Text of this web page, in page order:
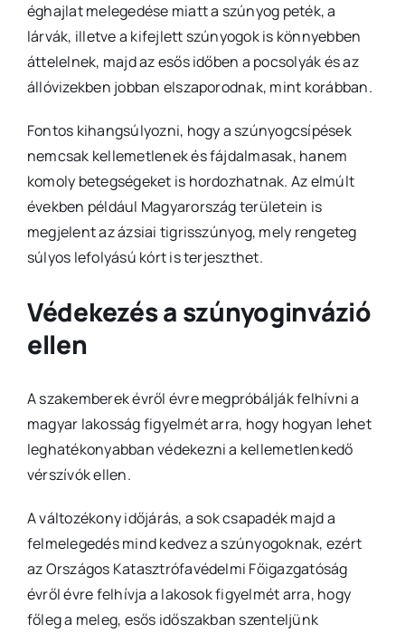
éghajlat melegedése miatt a szúnyog peték, a
lárvák, illetve a kifejlett szúnyogok is könnyebben
áttelelnek, majd az esős időben a pocsolyák és az
állóvizekben jobban elszaporodnak, mint korábban.
Fontos kihangsúlyozni, hogy a szúnyogcsípések
nemcsak kellemetlenek és fájdalmasak, hanem
komoly betegségeket is hordozhatnak. Az elmúlt
években például Magyarország területein is
megjelent az ázsiai tigrisszúnyog, mely rengeteg
súlyos lefolyású kórt is terjeszthet.
Védekezés a szúnyoginvázió
ellen
A szakemberek évről évre megpróbálják felhívni a
magyar lakosság figyelmét arra, hogy hogyan lehet
leghatékonyabban védekezni a kellemetlenkedő
vérszívók ellen.
A változékony időjárás, a sok csapadék majd a
felmelegedés mind kedvez a szúnyogoknak, ezért
az Országos Katasztrófavédelmi Főigazgatóság
évről évre felhívja a lakosok figyelmét arra, hogy
főleg a meleg, esős időszakban szenteljünk